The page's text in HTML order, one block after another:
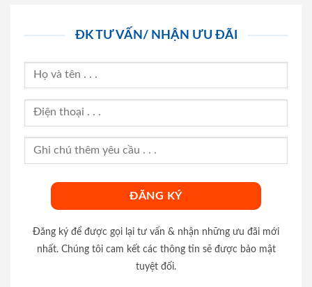
ĐK TƯ VẤN/ NHẬN ƯU ĐÃI
Đăng ký để được gọi lại tư vấn & nhận những ưu đãi mới
nhất. Chúng tôi cam kết các thông tin sẽ được bảo mật
tuyệt đối.